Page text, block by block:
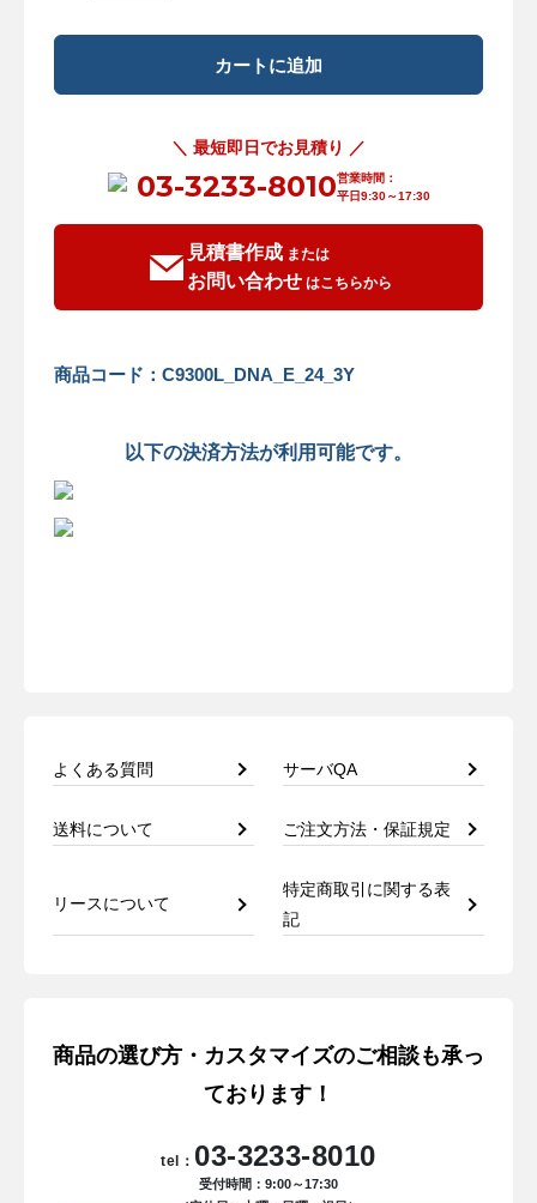
＼ 最短即日でお見積り ／
03-3233-8010営業時間：
平日9:30～17:30
見積書作成または
お問い合わせはこちらから
商品コード：C9300L_DNA_E_24_3Y
以下の決済方法が利用可能です。
よくある質問 サーバQA
送料について ご注文方法・保証規定
リースについて
特定商取引に関する表
記
商品の選び方・カスタマイズのご相談も承っ
ております！
tel： 03-3233-8010
受付時間：9:00～17:30